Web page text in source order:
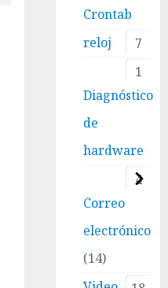
Crontab
7
reloj
1
Diagnóstico
de
hardware
4
Correo
electrónico
14